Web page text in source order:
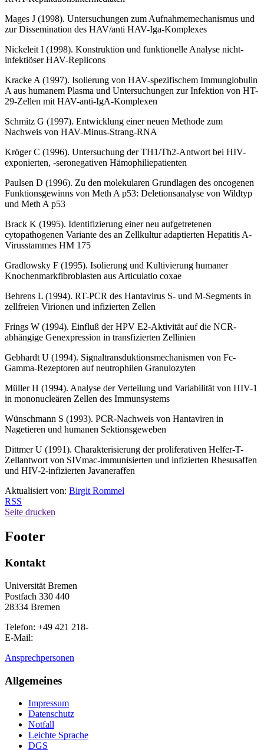
Mages J (1998). Untersuchungen zum Aufnahmemechanismus und
zur Dissemination des HAV/anti HAV-Iga-Komplexes
Nickeleit I (1998). Konstruktion und funktionelle Analyse nicht-
infektiöser HAV-Replicons
Kracke A (1997). Isolierung von HAV-spezifischem Immunglobulin
A aus humanem Plasma und Untersuchungen zur Infektion von HT-
29-Zellen mit HAV-anti-IgA-Komplexen
Schmitz G (1997). Entwicklung einer neuen Methode zum
Nachweis von HAV-Minus-Strang-RNA
Kröger C (1996). Untersuchung der TH1/Th2-Antwort bei HIV-
exponierten, -seronegativen Hämophiliepatienten
Paulsen D (1996). Zu den molekularen Grundlagen des oncogenen
Funktionsgewinns von Meth A p53: Deletionsanalyse von Wildtyp
und Meth A p53
Brack K (1995). Identifizierung einer neu aufgetretenen
cytopathogenen Variante des an Zellkultur adaptierten Hepatitis A-
Virusstammes HM 175
Gradlowsky F (1995). Isolierung und Kultivierung humaner
Knochenmarkfibroblasten aus Articulatio coxae
Behrens L (1994). RT-PCR des Hantavirus S- und M-Segments in
zellfreien Virionen und infizierten Zellen
Frings W (1994). Einfluß der HPV E2-Aktivität auf die NCR-
abhängige Genexpression in transfizierten Zellinien
Gebhardt U (1994). Signaltransduktionsmechanismen von Fc-
Gamma-Rezeptoren auf neutrophilen Granulozyten
Müller H (1994). Analyse der Verteilung und Variabilität von HIV-1
in mononucleären Zellen des Immunsystems
Wünschmann S (1993). PCR-Nachweis von Hantaviren in
Nagetieren und humanen Sektionsgeweben
Dittmer U (1991). Charakterisierung der proliferativen Helfer-T-
Zellantwort von SIVmac-immunisierten und infizierten Rhesusaffen
und HIV-2-infizierten Javaneraffen
Aktualisiert von: Birgit Rommel
RSS
Seite drucken
Footer
Kontakt
Universität Bremen
Postfach 330 440
28334 Bremen
Telefon: +49 421 218-
E-Mail:
Ansprechpersonen
Allgemeines
Impressum
Datenschutz
Notfall
Leichte Sprache
DGS